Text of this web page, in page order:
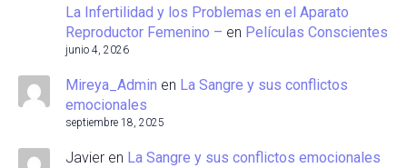
La Infertilidad y los Problemas en el Aparato
Reproductor Femenino – en Películas Conscientes
junio 4, 2026
Mireya_Admin en La Sangre y sus conflictos
emocionales
septiembre 18, 2025
Javier en La Sangre y sus conflictos emocionales